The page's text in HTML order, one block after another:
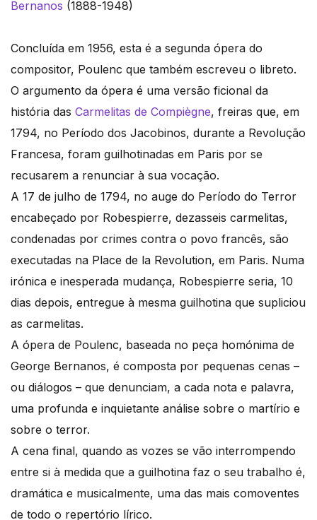
Bernanos (1888-1948)
Concluída em 1956, esta é a segunda ópera do
compositor, Poulenc que também escreveu o libreto.
O argumento da ópera é uma versão ficional da
história das Carmelitas de Compiègne, freiras que, em
1794, no Período dos Jacobinos, durante a Revolução
Francesa, foram guilhotinadas em Paris por se
recusarem a renunciar à sua vocação.
A 17 de julho de 1794, no auge do Período do Terror
encabeçado por Robespierre, dezasseis carmelitas,
condenadas por crimes contra o povo francês, são
executadas na Place de la Revolution, em Paris. Numa
irónica e inesperada mudança, Robespierre seria, 10
dias depois, entregue à mesma guilhotina que supliciou
as carmelitas.
A ópera de Poulenc, baseada no peça homónima de
George Bernanos, é composta por pequenas cenas –
ou diálogos – que denunciam, a cada nota e palavra,
uma profunda e inquietante análise sobre o martírio e
sobre o terror.
A cena final, quando as vozes se vão interrompendo
entre si à medida que a guilhotina faz o seu trabalho é,
dramática e musicalmente, uma das mais comoventes
de todo o repertório lírico.